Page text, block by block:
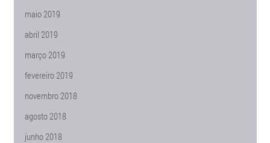
maio 2019
abril 2019
março 2019
fevereiro 2019
novembro 2018
agosto 2018
junho 2018